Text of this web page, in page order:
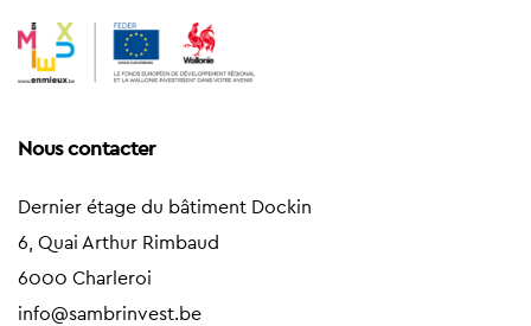
Nous contacter
Dernier étage du bâtiment Dockin
6, Quai Arthur Rimbaud
6000 Charleroi
info@sambrinvest.be